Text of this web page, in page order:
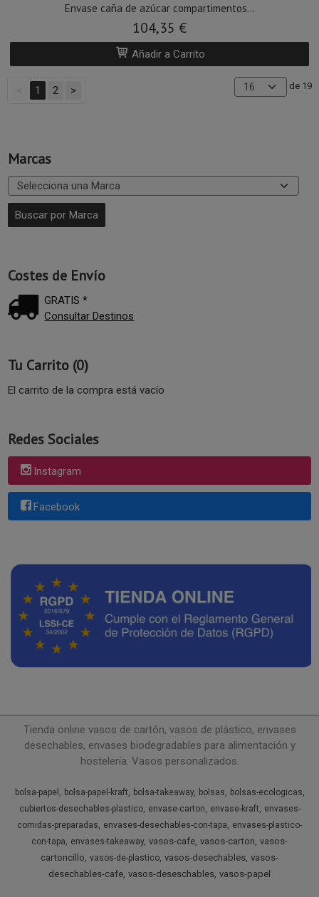
Marcas
Costes de Envío
GRATIS *
Consultar Destinos
Tu Carrito (0)
El carrito de la compra está vacío
Redes Sociales
Instagram
Facebook
Envase caña de azúcar compartimentos...
104,35 €
Añadir a Carrito
1 2 > de 19
Tienda online vasos de cartón, vasos de plástico, envases
desechables, envases biodegradables para alimentación y
hostelería. Vasos personalizados.
bolsa-papel bolsa-papel-kraft bolsa-takeaway bolsas
bolsas-ecologicas
cubiertos-desechables-plastico
envase-carton envase-kraft
envases-
comidas-preparadas
envases-desechables-con-tapa
envases-plastico-
con-tapa
envases-takeaway vasos-cafe vasos-carton vasos-
cartoncillo vasos-de-plastico vasos-desechables vasos-
desechables-cafe vasos-deseschables vasos-papel